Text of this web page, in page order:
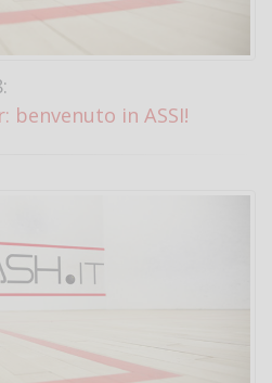
benvenuto in ASSI!